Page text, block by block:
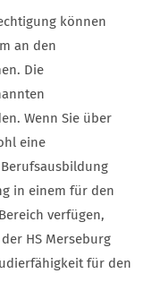
können
an den
Die
Wenn Sie über
eine
in einem für den
verfügen,
HS Merseburg
für den